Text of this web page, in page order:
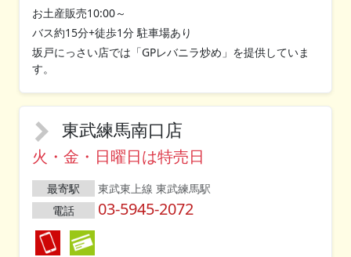
お土産販売10:00～
バス約15分+徒歩1分 駐車場あり
坂戸にっさい店では「GPレバニラ炒め」を提供していま
す。
東武練馬南口店
火・金・日曜日は特売日
最寄駅
東武東上線 東武練馬駅
電話
03-5945-2072